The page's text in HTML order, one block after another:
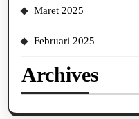
Maret 2025
Februari 2025
Archives